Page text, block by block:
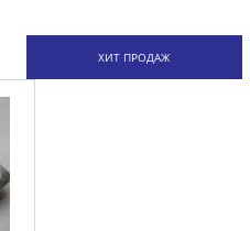
ХИТ ПРОДАЖ